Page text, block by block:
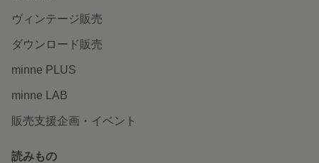
ヴィンテージ販売
ダウンロード販売
minne PLUS
minne LAB
販売支援企画・イベント
読みもの